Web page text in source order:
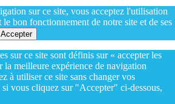
sur ce site, vous acceptez l'utilisation
bon fonctionnement de notre site et de ses
Accepter
sur ce site sont définis sur « accepter les
meilleure expérience de navigation
à utiliser ce site sans changer vos
si vous cliquez sur "Accepter" ci-dessous,